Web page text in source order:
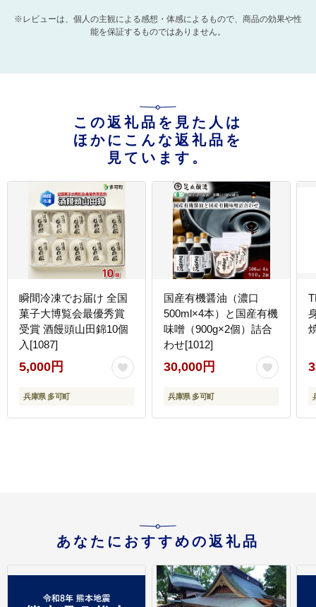
※レビューは、個人の主観による感想・体感によるもので、商品の効果や性
能を保証するものではありません。
この返礼品を見た人は
ほかにこんな返礼品を
見ています。
瞬間冷凍でお届け 全国
菓子大博覧会最優秀賞
受賞 酒饅頭山田錦10個
入[1087]
5,000円
兵庫県 多可町
国産有機醤油（濃口
500ml×4本）と国産有機
味噌（900g×2個）詰合
わせ[1012]
30,000円
兵庫県 多可町
あなたにおすすめの返礼品